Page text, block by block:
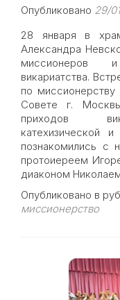
Опубликовано 29/
28 января в
Александра
миссионеров
викариатства.
по миссионерству
Совете г.
приходов
катехизической
познакомились с
протоиереем
диаконом
Опубликовано в
миссионерство